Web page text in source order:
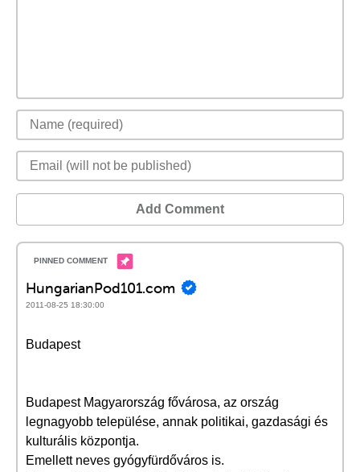
Add Comment
HungarianPod101.com
2011-08-25 18:30:00
Budapest
Budapest Magyarország fővárosa, az ország
legnagyobb települése, annak politikai, gazdasági és
kulturális központja.
Emellett neves gyógyfürdőváros is.